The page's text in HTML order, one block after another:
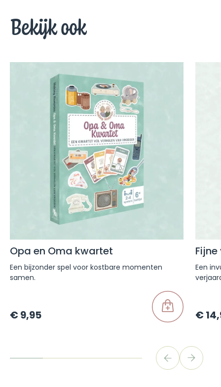
info@makingmemories.nl
We zullen uw klacht binnen 7 dagen na ontvangst
Bekijk ook
Opa en Oma kwartet
Een bijzonder spel voor kostbare momenten
samen.
€ 9,95
Een
€
prev
next